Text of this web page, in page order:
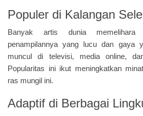
Populer di Kalangan
Banyak artis dunia memelihara
penampilannya yang lucu dan gaya
muncul di televisi, media online,
Popularitas ini ikut meningkatkan
ras mungil ini.
Adaptif di Berbagai